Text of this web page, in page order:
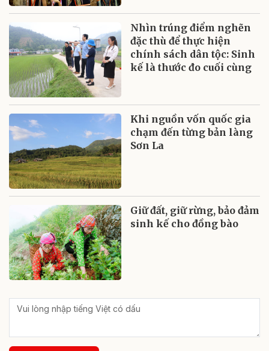
Nhìn trúng điểm nghẽn
đặc thù để thực hiện
chính sách dân tộc: Sinh
kế là thước đo cuối cùng
Khi nguồn vốn quốc gia
chạm đến từng bản làng
Sơn La
Giữ đất, giữ rừng, bảo đảm
sinh kế cho đồng bào